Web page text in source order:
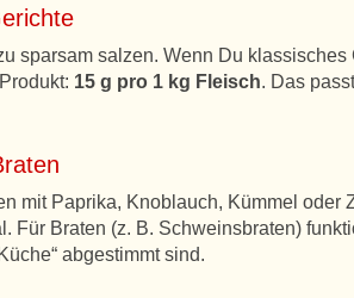
sparsam salzen. Wenn Du klassisches
15 g pro 1 kg Fleisch. Das
mit Paprika, Knoblauch, Kümmel oder
Für Braten (z. B. Schweinsbraten)
abgestimmt sind.